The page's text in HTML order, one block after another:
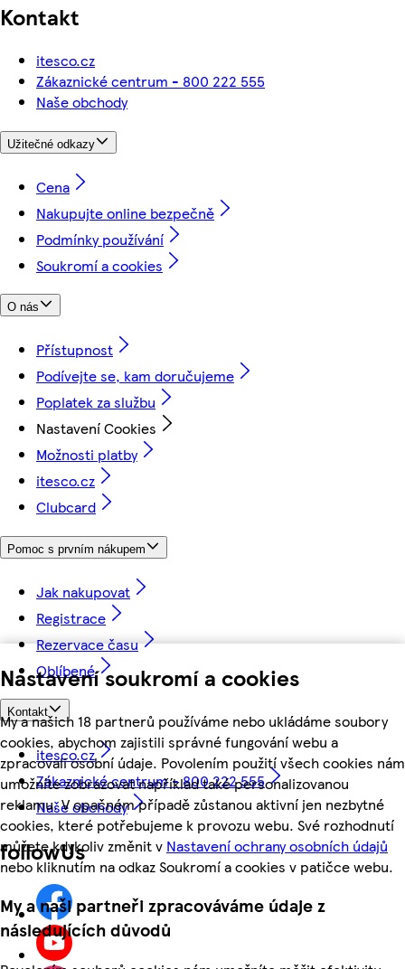
Nastavení soukromí a cookies
My a našich 18 partnerů používáme nebo ukládáme soubory
cookies, abychom zajistili správné fungování webu a
zpracovali osobní údaje. Povolením použití všech cookies nám
umožníte zobrazovat například také personalizovanou
reklamu. V opačném případě zůstanou aktivní jen nezbytné
cookies, které potřebujeme k provozu webu. Své rozhodnutí
můžete kdykoliv změnit v Nastavení ochrany osobních údajů
nebo kliknutím na odkaz Soukromí a cookies v patičce webu.
My a naši partneři zpracováváme údaje z
následujících důvodů
Kontakt
itesco.cz
Zákaznické centrum - 800 222 555
Naše obchody
Užitečné odkazy
Cena
Nakupujte online bezpečně
Podmínky používání
Soukromí a cookies
O nás
Přístupnost
Podívejte se, kam doručujeme
Poplatek za službu
Nastavení Cookies
Možnosti platby
itesco.cz
Clubcard
Pomoc s prvním nákupem
Jak nakupovat
Registrace
Rezervace času
Oblíbené
Kontakt
itesco.cz
Zákaznické centrum - 800 222 555
Naše obchody
followUs